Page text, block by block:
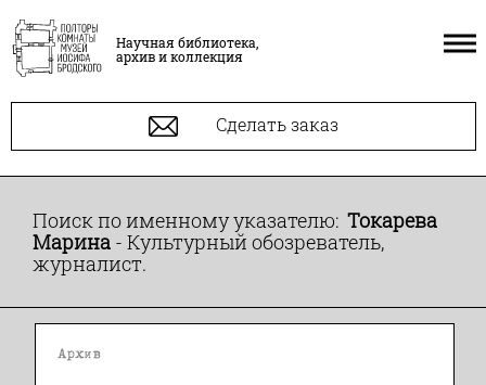
Научная библиотека,
архив и коллекция
Сделать заказ
Поиск по именному указателю: Токарева
Марина - Культурный обозреватель,
журналист.
Архив